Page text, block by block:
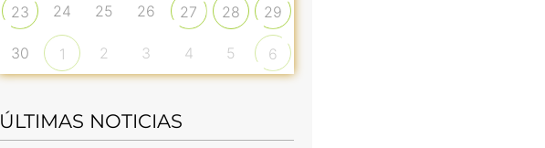
23 24 25 26 27 28 29
30 1 2 3 4 5 6
ÚLTIMAS NOTICIAS